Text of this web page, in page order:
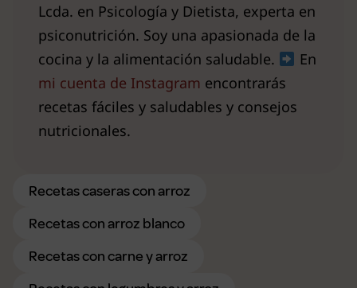
Lcda. en Psicología y Dietista, experta en
psiconutrición. Soy una apasionada de la
cocina y la alimentación saludable.
En
mi cuenta de Instagram encontrarás
recetas fáciles y saludables y consejos
nutricionales.
Recetas caseras con arroz
Recetas con arroz blanco
Recetas con carne y arroz